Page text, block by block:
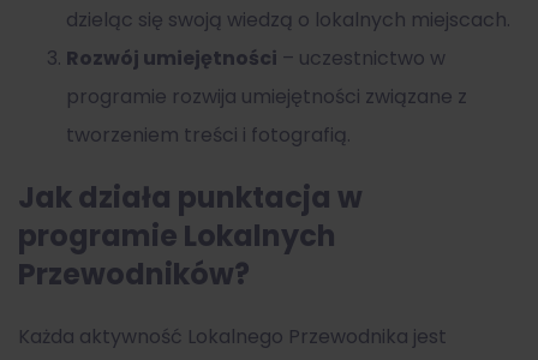
dzieląc się swoją wiedzą o lokalnych miejscach.
Rozwój umiejętności – uczestnictwo w
programie rozwija umiejętności związane z
tworzeniem treści i fotografią.
Jak działa punktacja w
programie Lokalnych
Przewodników?
Każda aktywność Lokalnego Przewodnika jest